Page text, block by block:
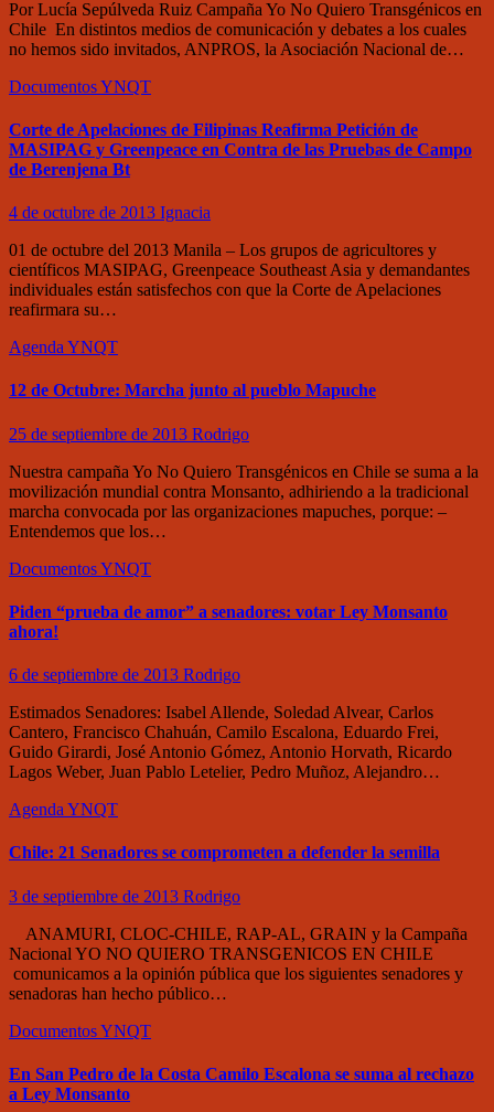
Por Lucía Sepúlveda Ruiz Campaña Yo No Quiero Transgénicos en
Chile En distintos medios de comunicación y debates a los cuales
no hemos sido invitados, ANPROS, la Asociación Nacional de…
DocumentosYNQT
Corte de Apelaciones de Filipinas Reafirma Petición de
MASIPAG y Greenpeace en Contra de las Pruebas de Campo
de Berenjena Bt
4 de octubre de 2013 Ignacia
01 de octubre del 2013 Manila – Los grupos de agricultores y
científicos MASIPAG, Greenpeace Southeast Asia y demandantes
individuales están satisfechos con que la Corte de Apelaciones
reafirmara su…
Agenda YNQT
12 de Octubre: Marcha junto al pueblo Mapuche
25 de septiembre de 2013 Rodrigo
Nuestra campaña Yo No Quiero Transgénicos en Chile se suma a la
movilización mundial contra Monsanto, adhiriendo a la tradicional
marcha convocada por las organizaciones mapuches, porque: –
Entendemos que los…
DocumentosYNQT
Piden “prueba de amor” a senadores: votar Ley Monsanto
ahora!
6 de septiembre de 2013 Rodrigo
Estimados Senadores: Isabel Allende, Soledad Alvear, Carlos
Cantero, Francisco Chahuán, Camilo Escalona, Eduardo Frei,
Guido Girardi, José Antonio Gómez, Antonio Horvath, Ricardo
Lagos Weber, Juan Pablo Letelier, Pedro Muñoz, Alejandro…
Agenda YNQT
Chile: 21 Senadores se comprometen a defender la semilla
3 de septiembre de 2013 Rodrigo
ANAMURI, CLOC-CHILE, RAP-AL, GRAIN y la Campaña
Nacional YO NO QUIERO TRANSGENICOS EN CHILE
comunicamos a la opinión pública que los siguientes senadores y
senadoras han hecho público…
DocumentosYNQT
En San Pedro de la Costa Camilo Escalona se suma al rechazo
a Ley Monsanto